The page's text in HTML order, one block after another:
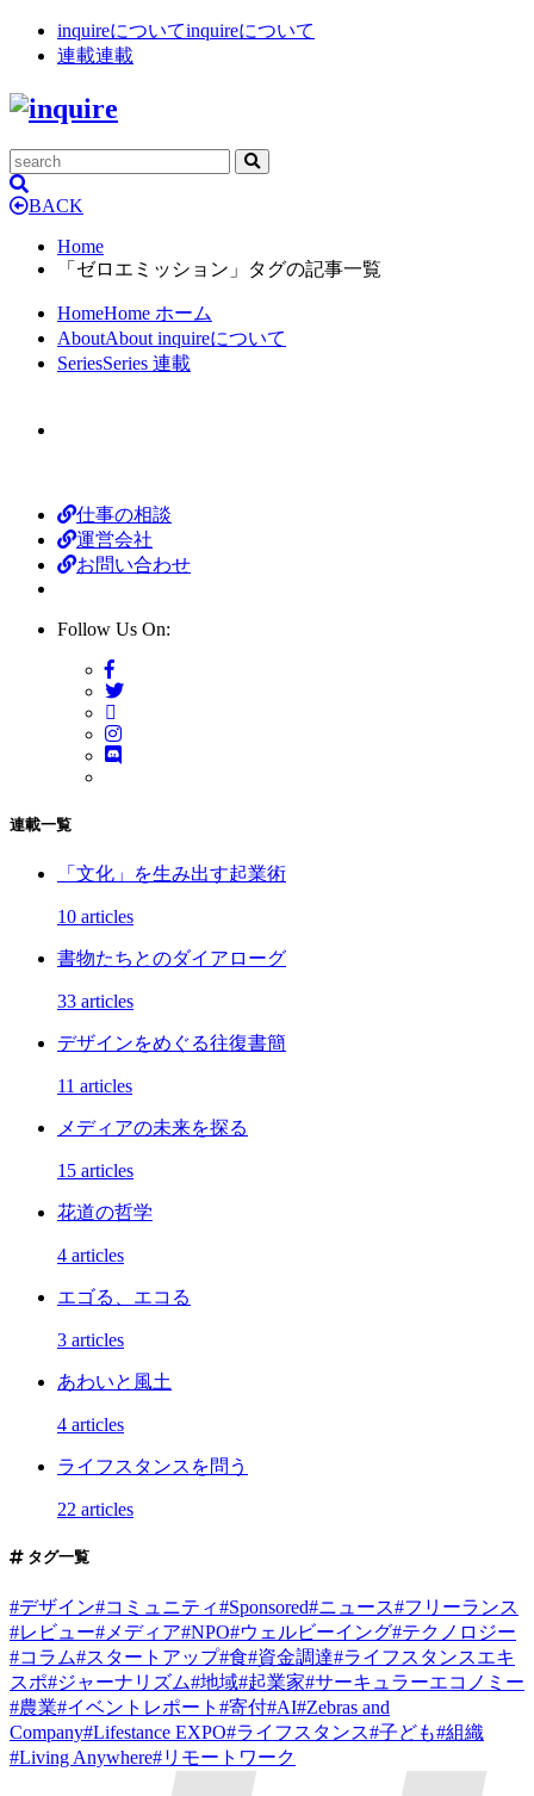
inquireについてinquireについて
連載連載
BACK
Home
「ゼロエミッション」タグの記事一覧
HomeHome ホーム
AboutAbout inquireについて
SeriesSeries 連載
仕事の相談
運営会社
お問い合わせ
Follow Us On:
連載一覧
「文化」を生み出す起業術
10 articles
書物たちとのダイアローグ
33 articles
デザインをめぐる往復書簡
11 articles
メディアの未来を探る
15 articles
花道の哲学
4 articles
エゴる、エコる
3 articles
あわいと風土
4 articles
ライフスタンスを問う
22 articles
タグ一覧
#デザイン#コミュニティ#Sponsored#ニュース#フリーランス
#レビュー# メディア#NPO#ウェルビーイング#テクノロジー
#コラム#スタートアップ#食#資金調達#ライフスタンスエキ
スポ#ジャーナリズム#地域#起業家#サーキュラーエコノミー
#農業#イベントレポート #寄付#AI#Zebras and
Company#Lifestance EXPO#ライフスタンス#子ども#組織
#Living Anywhere#リモートワーク